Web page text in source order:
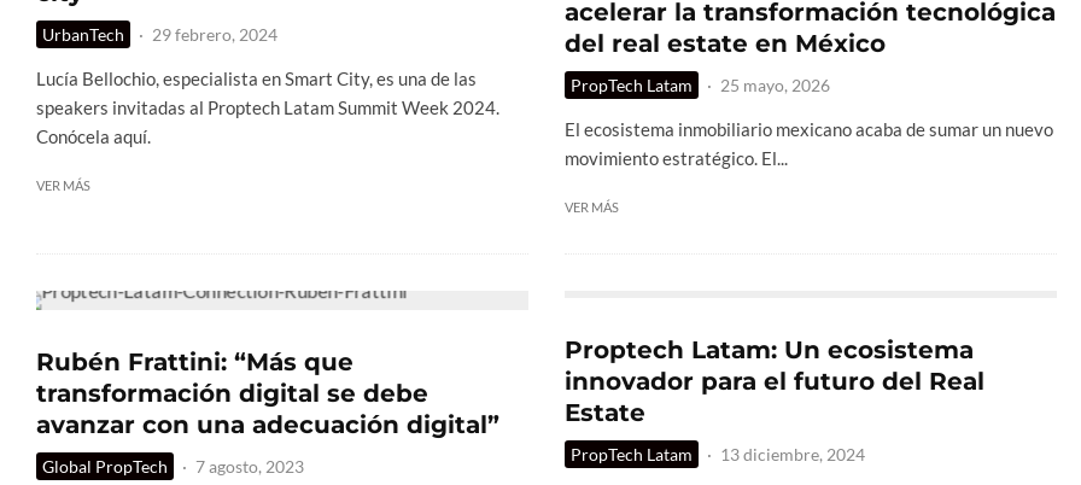
UrbanTech · 29 febrero, 2024
Lucía Bellochio, especialista en Smart City, es una de las
speakers invitadas al Proptech Latam Summit Week 2024.
Conócela aquí.
VER MÁS
acelerar la transformación tecnológica
del real estate en México
PropTech Latam · 25 mayo, 2026
El ecosistema inmobiliario mexicano acaba de sumar un nuevo
movimiento estratégico. El...
VER MÁS
Rubén Frattini: “Más que
transformación digital se debe
avanzar con una adecuación digital”
Global PropTech · 7 agosto, 2023
Proptech Latam: Un ecosistema
innovador para el futuro del Real
Estate
PropTech Latam · 13 diciembre, 2024